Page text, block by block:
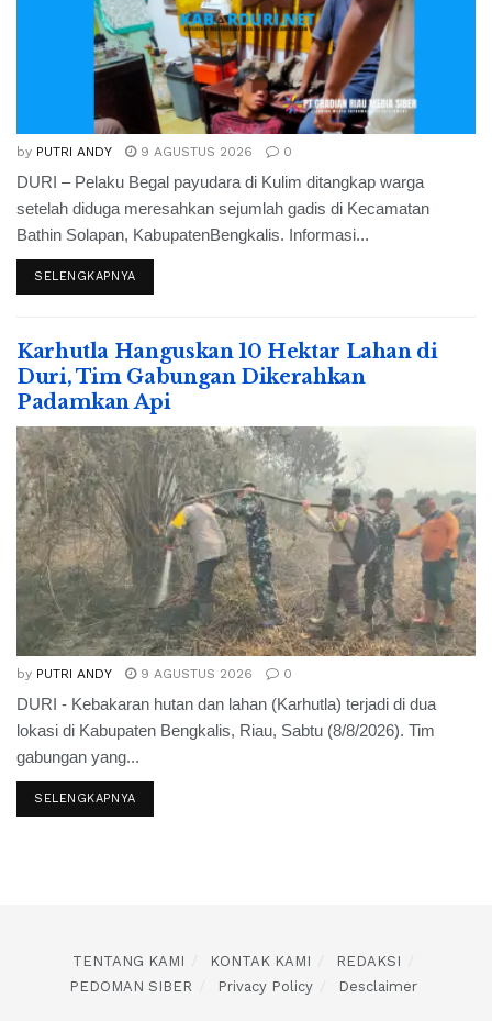
by PUTRI ANDY 9 AGUSTUS 2026 0
DURI – Pelaku Begal payudara di Kulim ditangkap warga
setelah diduga meresahkan sejumlah gadis di Kecamatan
Bathin Solapan, KabupatenBengkalis. Informasi...
SELENGKAPNYA
Karhutla Hanguskan 10 Hektar Lahan di
Duri, Tim Gabungan Dikerahkan
Padamkan Api
by PUTRI ANDY 9 AGUSTUS 2026 0
DURI - Kebakaran hutan dan lahan (Karhutla) terjadi di dua
lokasi di Kabupaten Bengkalis, Riau, Sabtu (8/8/2026). Tim
gabungan yang...
SELENGKAPNYA
TENTANG KAMI KONTAK KAMI
REDAKSI
PEDOMAN SIBER
Privacy Policy Desclaimer